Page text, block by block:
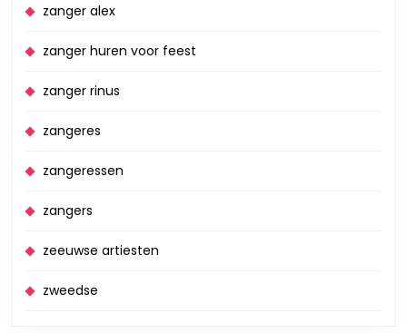
zanger alex
zanger huren voor feest
zanger rinus
zangeres
zangeressen
zangers
zeeuwse artiesten
zweedse